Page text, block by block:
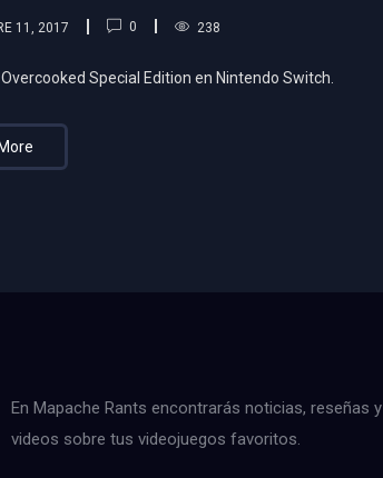
11, 2017 0 238
Special Edition en Nintendo Switch.
En Mapache Rants encontrarás noticias, reseñas y
videos sobre tus videojuegos favoritos.